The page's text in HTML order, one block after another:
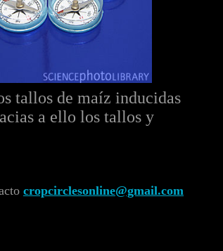
tallos de maíz inducidas
a ello los tallos y
cropcirclesonline@gmail.com